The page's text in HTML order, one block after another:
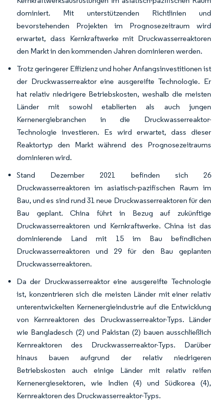
dominiert. Mit unterstützenden Richtlinien und
bevorstehenden Projekten im Prognosezeitraum wird
erwartet, dass Kernkraftwerke mit Druckwasserreaktoren
den Markt in den kommenden Jahren dominieren werden.
Trotz geringerer Effizienz und hoher Anfangsinvestitionen ist
der Druckwasserreaktor eine ausgereifte Technologie. Er
hat relativ niedrigere Betriebskosten, weshalb die meisten
Länder mit sowohl etablierten als auch jungen
Kernenergiebranchen in die Druckwasserreaktor-
Technologie investieren. Es wird erwartet, dass dieser
Reaktortyp den Markt während des Prognosezeitraums
dominieren wird.
Stand Dezember 2021 befinden sich 26
Druckwasserreaktoren im asiatisch-pazifischen Raum im
Bau, und es sind rund 31 neue Druckwasserreaktoren für den
Bau geplant. China führt in Bezug auf zukünftige
Druckwasserreaktoren und Kernkraftwerke. China ist das
dominierende Land mit 15 im Bau befindlichen
Druckwasserreaktoren und 29 für den Bau geplanten
Druckwasserreaktoren.
Da der Druckwasserreaktor eine ausgereifte Technologie
ist, konzentrieren sich die meisten Länder mit einer relativ
unterentwickelten Kernenergieindustrie auf die Entwicklung
von Kernreaktoren des Druckwasserreaktor-Typs. Länder
wie Bangladesch (2) und Pakistan (2) bauen ausschließlich
Kernreaktoren des Druckwasserreaktor-Typs. Darüber
hinaus bauen aufgrund der relativ niedrigeren
Betriebskosten auch einige Länder mit relativ reifen
Kernenergiesektoren, wie Indien (4) und Südkorea (4),
Kernreaktoren des Druckwasserreaktor-Typs.